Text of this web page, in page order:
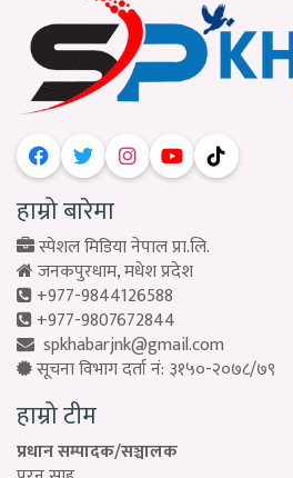
हाम्रो बारेमा
स्पेशल मिडिया नेपाल प्रा.लि.
जनकपुरधाम, मधेश प्रदेश
+977-9844126588
+977-9807672844
spkhabarjnk@gmail.com
सूचना विभाग दर्ता नं: ३१५०-२०७८/७९
हाम्रो टीम
प्रधान सम्पादक/सञ्चालक